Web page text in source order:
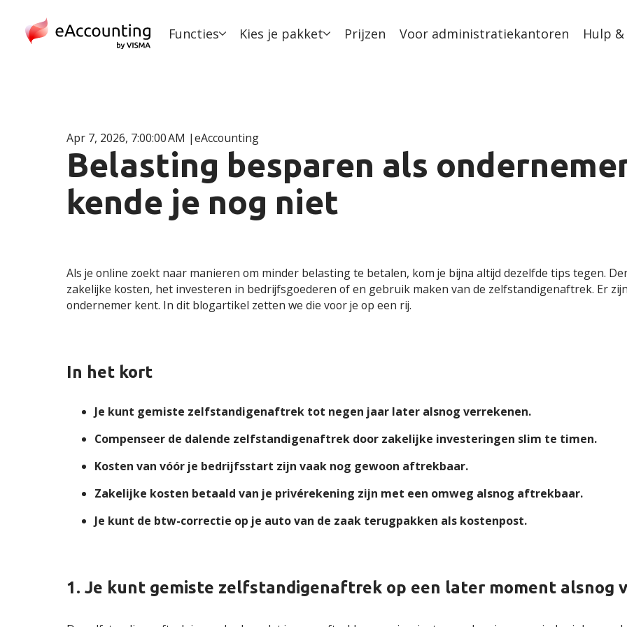
Functies Kies je pakket Prijzen Voor administratiekantoren Hulp
Apr 7, 2026, 7:00:00 AM eAccounting
Belasting besparen als
kende je nog niet
Als je online zoekt naar manieren om minder belasting te betalen, kom je bijna altijd dezelfde tips tegen.
zakelijke kosten, het investeren in bedrijfsgoederen of en gebruik maken van de zelfstandigenaftrek. Er
ondernemer kent. In dit blogartikel zetten we die voor je op een rij.
In het kort
Je kunt gemiste zelfstandigenaftrek tot negen jaar later alsnog verrekenen.
Compenseer de dalende zelfstandigenaftrek door zakelijke investeringen slim te timen.
Kosten van vóór je bedrijfsstart zijn vaak nog gewoon aftrekbaar.
Zakelijke kosten betaald van je privérekening zijn met een omweg alsnog aftrekbaar.
Je kunt de btw-correctie op je auto van de zaak terugpakken als kostenpost.
1. Je kunt gemiste zelfstandigenaftrek op een later moment alsnog